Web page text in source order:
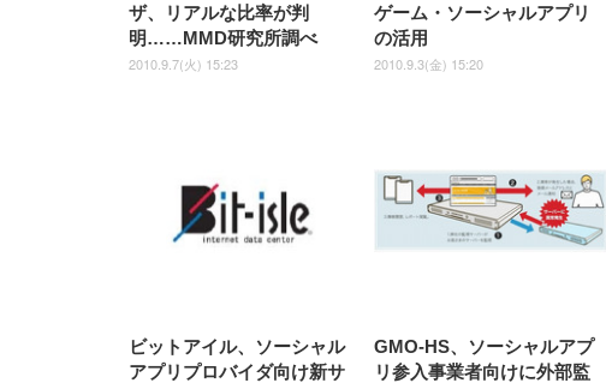
ザ、リアルな比率が判
明……MMD研究所調べ
2010.9.7(火) 15:23
ゲーム・ソーシャルアプリ
の活用
2010.9.3(金) 15:20
ビットアイル、ソーシャル
アプリプロバイダ向け新サ
GMO-HS、ソーシャルアプ
リ参入事業者向けに外部監